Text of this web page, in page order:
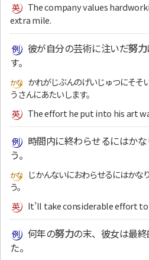
The company values
extra mile.
彼が自分の芸術に注いだ努力
す。
かれがじぶんのげいじゅつにそそ
うさんにあたいします。
The effort he put into his art
時間内に終わらせるにはか
う。
じかんないにおわらせるにはかな
う。
It’ll take considerable effort
何年の努力の末、彼女は最
た。